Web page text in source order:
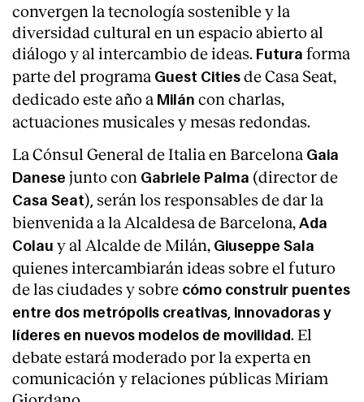
convergen la tecnología sostenible y la
diversidad cultural en un espacio abierto al
diálogo y al intercambio de ideas. Futura forma
parte del programa Guest Cities de Casa Seat,
dedicado este año a Milán con charlas,
actuaciones musicales y mesas redondas.
La Cónsul General de Italia en Barcelona Gaia
Danese junto con Gabriele Palma (director de
Casa Seat), serán los responsables de dar la
bienvenida a la Alcaldesa de Barcelona, Ada
Colau y al Alcalde de Milán, Giuseppe Sala
quienes intercambiarán ideas sobre el futuro
de las ciudades y sobre cómo construir puentes
entre dos metrópolis creativas, innovadoras y
líderes en nuevos modelos de movilidad. El
debate estará moderado por la experta en
comunicación y relaciones públicas Miriam